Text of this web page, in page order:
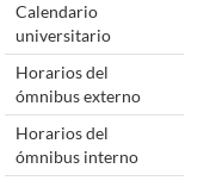
Calendario
universitario
Horarios del
ómnibus externo
Horarios del
ómnibus interno